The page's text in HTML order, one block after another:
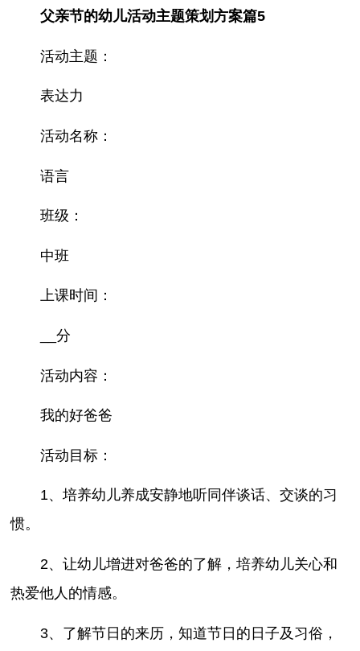
父亲节的幼儿活动主题策划方案篇5
活动主题：
表达力
活动名称：
语言
班级：
中班
上课时间：
__分
活动内容：
我的好爸爸
活动目标：
1、培养幼儿养成安静地听同伴谈话、交谈的习
惯。
2、让幼儿增进对爸爸的了解，培养幼儿关心和
热爱他人的情感。
3、了解节日的来历，知道节日的日子及习俗，